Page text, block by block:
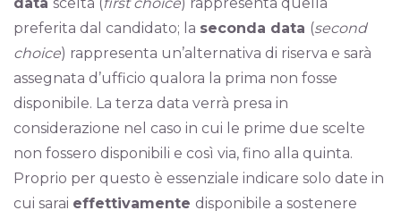
preferita dal candidato; la seconda data (second
choice) rappresenta un’alternativa di riserva e sarà
assegnata d’ufficio qualora la prima non fosse
disponibile. La terza data verrà presa in
considerazione nel caso in cui le prime due scelte
non fossero disponibili e così via, fino alla quinta.
Proprio per questo è essenziale indicare solo date in
cui sarai effettivamente disponibile a sostenere